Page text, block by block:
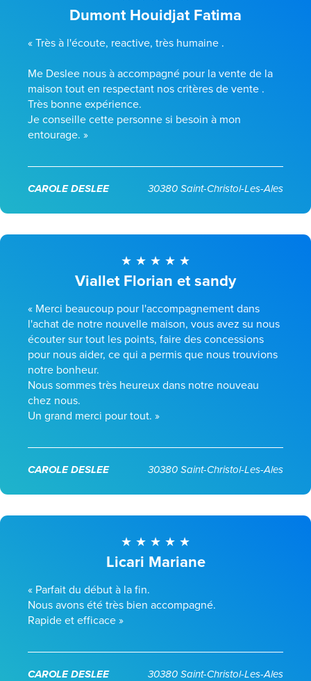
Dumont Houidjat Fatima
« Très à l'écoute, reactive, très humaine .
Me Deslee nous à accompagné pour la vente de la
maison tout en respectant nos critères de vente .
Très bonne expérience.
Je conseille cette personne si besoin à mon
entourage. »
CAROLE DESLEE 30380 Saint-Christol-Les-Ales
Viallet Florian et sandy
« Merci beaucoup pour l'accompagnement dans
l'achat de notre nouvelle maison, vous avez su nous
écouter sur tout les points, faire des concessions
pour nous aider, ce qui a permis que nous trouvions
notre bonheur.
Nous sommes très heureux dans notre nouveau
chez nous.
Un grand merci pour tout. »
CAROLE DESLEE 30380 Saint-Christol-Les-Ales
Licari Mariane
« Parfait du début à la fin.
Nous avons été très bien accompagné.
Rapide et efficace »
CAROLE DESLEE 30380 Saint-Christol-Les-Ales